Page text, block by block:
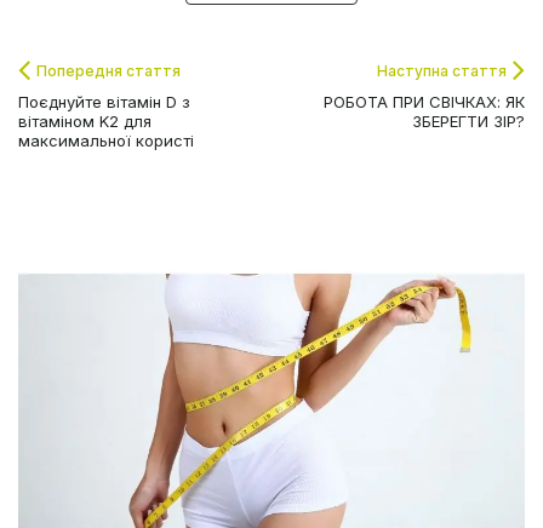
Попередня стаття
Поєднуйте вітамін D з
вітаміном K2 для
максимальної користі
Наступна стаття
РОБОТА ПРИ СВІЧКАХ: ЯК
ЗБЕРЕГТИ ЗІР?